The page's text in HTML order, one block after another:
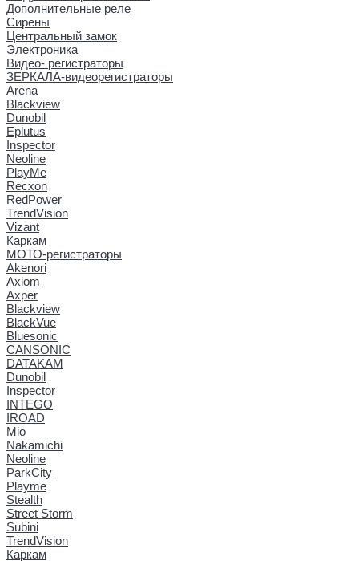
Дополнительные реле
Сирены
Центральный замок
Электроника
Видео- регистраторы
ЗЕРКАЛА-видеорегистраторы
Arena
Blackview
Dunobil
Eplutus
Inspector
Neoline
PlayMe
Recxon
RedPower
TrendVision
Vizant
Каркам
МОТО-регистраторы
Akenori
Axiom
Axper
Blackview
BlackVue
Bluesonic
CANSONIC
DATAKAM
Dunobil
Inspector
INTEGO
IROAD
Mio
Nakamichi
Neoline
ParkCity
Playme
Stealth
Street Storm
Subini
TrendVision
Каркам